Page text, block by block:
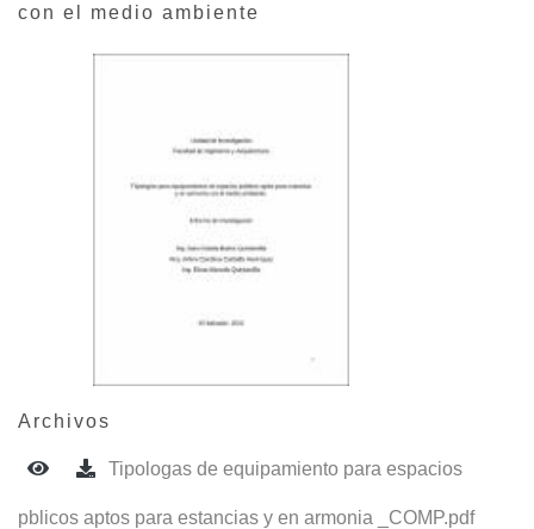
con el medio ambiente
Archivos
Tipologas de equipamiento para espacios
pblicos aptos para estancias y en armonia _COMP.pdf